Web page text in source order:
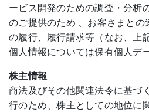
ービス開発のための調査・分析
のご提供のため 、お客さまと
の履行、履行請求等（なお、上
個人情報については保有個人デ
株主情報
商法及びその他関連法令に基づ
行のため、株主としての地位に